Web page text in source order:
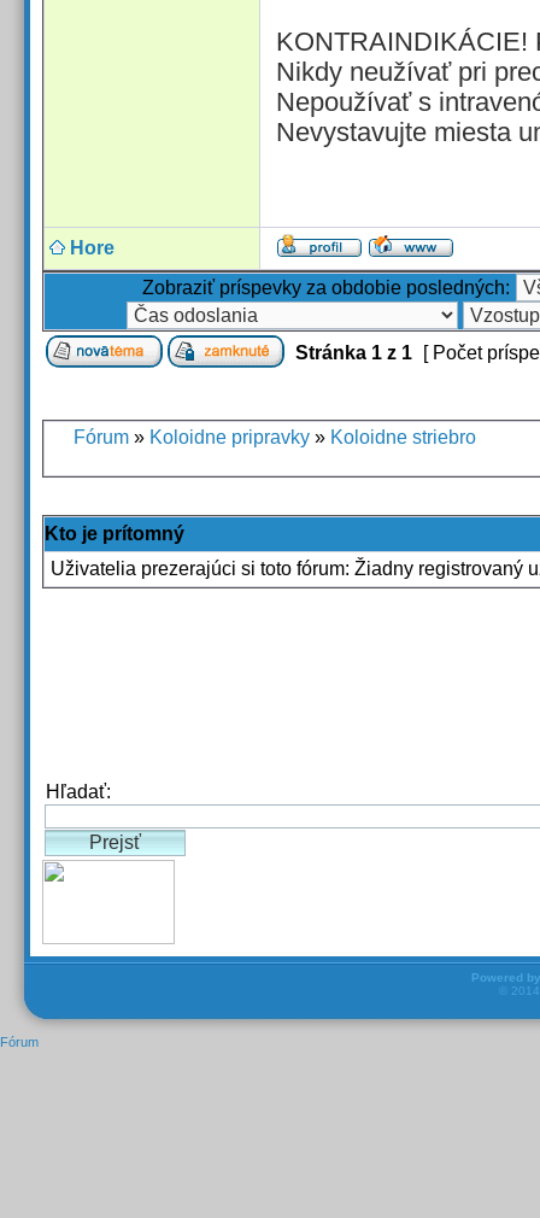
KONTRAINDIKÁCIE!
Nikdy neužívať pri
Nepoužívať s
Nevystavujte miesta
Hore
Zobraziť príspevky za obdobie posledných:
Stránka 1 z 1 [ Počet
Fórum » Koloidne pripravky » Koloidne striebro
Kto je prítomný
Uživatelia prezerajúci si toto fórum: Žiadny registrovaný
Hľadať:
Powered by
©
Fórum